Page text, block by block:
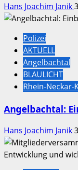
Hans Joachim Janik
Polizei
AKTUELL
Angelbachtal
BLAULICHT
Rhein-Neckar-
Angelbachtal:
Hans Joachim Janik